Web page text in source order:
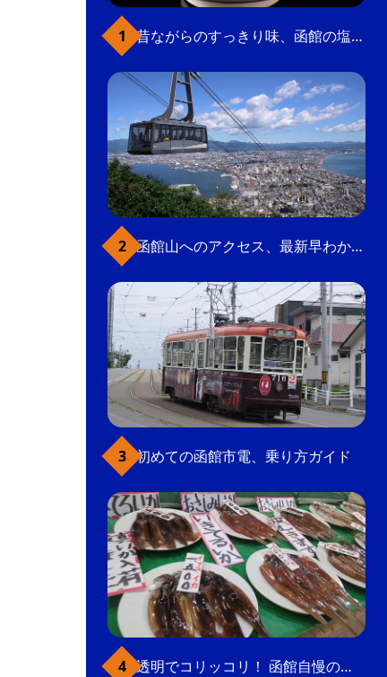
昔ながらのすっきり味、函館の塩ラーメン
函館山へのアクセス、最新早わかりガイド
初めての函館市電、乗り方ガイド
透明でコリッコリ！ 函館自慢のいかをどうぞ